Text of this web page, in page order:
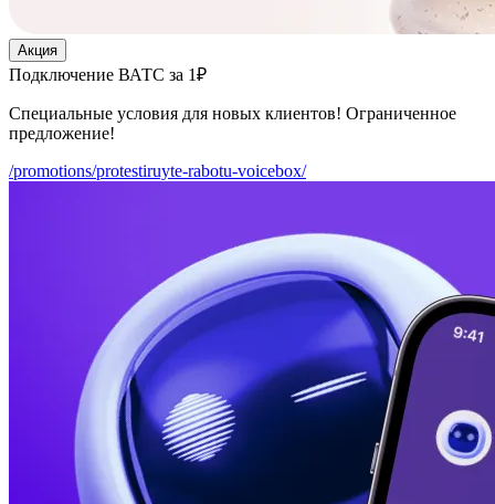
Акция
Подключение ВАТС за 1₽
Специальные условия для новых клиентов! Ограниченное
предложение!
/promotions/protestiruyte-rabotu-voicebox/